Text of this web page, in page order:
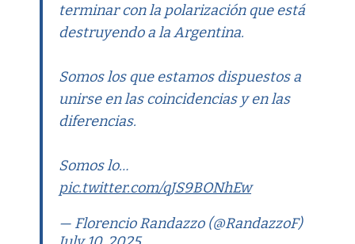
terminar con la polarización que está
destruyendo a la Argentina.
Somos los que estamos dispuestos a
unirse en las coincidencias y en las
diferencias.
Somos lo…
pic.twitter.com/qJS9BONhEw
— Florencio Randazzo (@RandazzoF)